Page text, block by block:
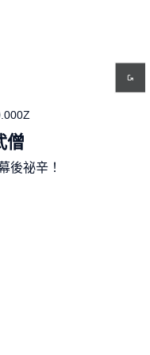
僧
後祕辛！